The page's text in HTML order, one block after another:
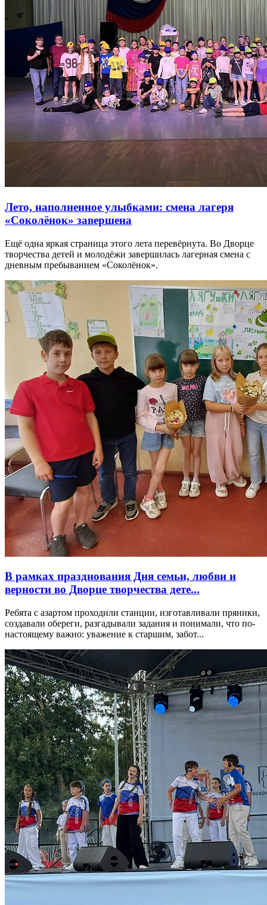
Лето, наполненное улыбками: смена лагеря
«Соколёнок» завершена
Ещё одна яркая страница этого лета перевёрнута. Во Дворце
творчества детей и молодёжи завершилась лагерная смена с
дневным пребыванием «Соколёнок».
В рамках празднования Дня семьи, любви и
верности во Дворце творчества дете...
Ребята с азартом проходили станции, изготавливали пряники,
создавали обереги, разгадывали задания и понимали, что по-
настоящему важно: уважение к старшим, забот...